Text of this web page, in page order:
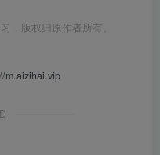
，版权归原作者所有。
m.aizihai.vip